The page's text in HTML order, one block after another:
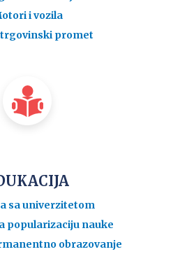
i vozila
promet
sa univerzitetom
popularizaciju nauke
obrazovanje